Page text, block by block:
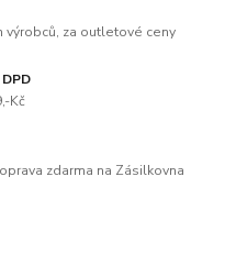
výrobců, za outletové ceny
Kč
zdarma na Zásilkovna